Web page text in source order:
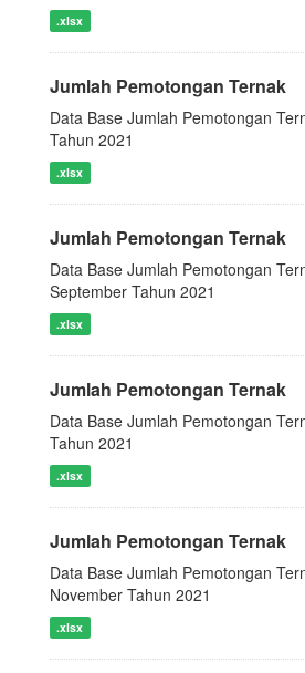
.xlsx
Jumlah Pemotongan Ternak
Data Base Jumlah Pemotongan
Tahun 2021
.xlsx
Jumlah Pemotongan Ternak
Data Base Jumlah Pemotongan
September Tahun 2021
.xlsx
Jumlah Pemotongan Ternak
Data Base Jumlah Pemotongan
Tahun 2021
.xlsx
Jumlah Pemotongan Ternak
Data Base Jumlah Pemotongan
November Tahun 2021
.xlsx